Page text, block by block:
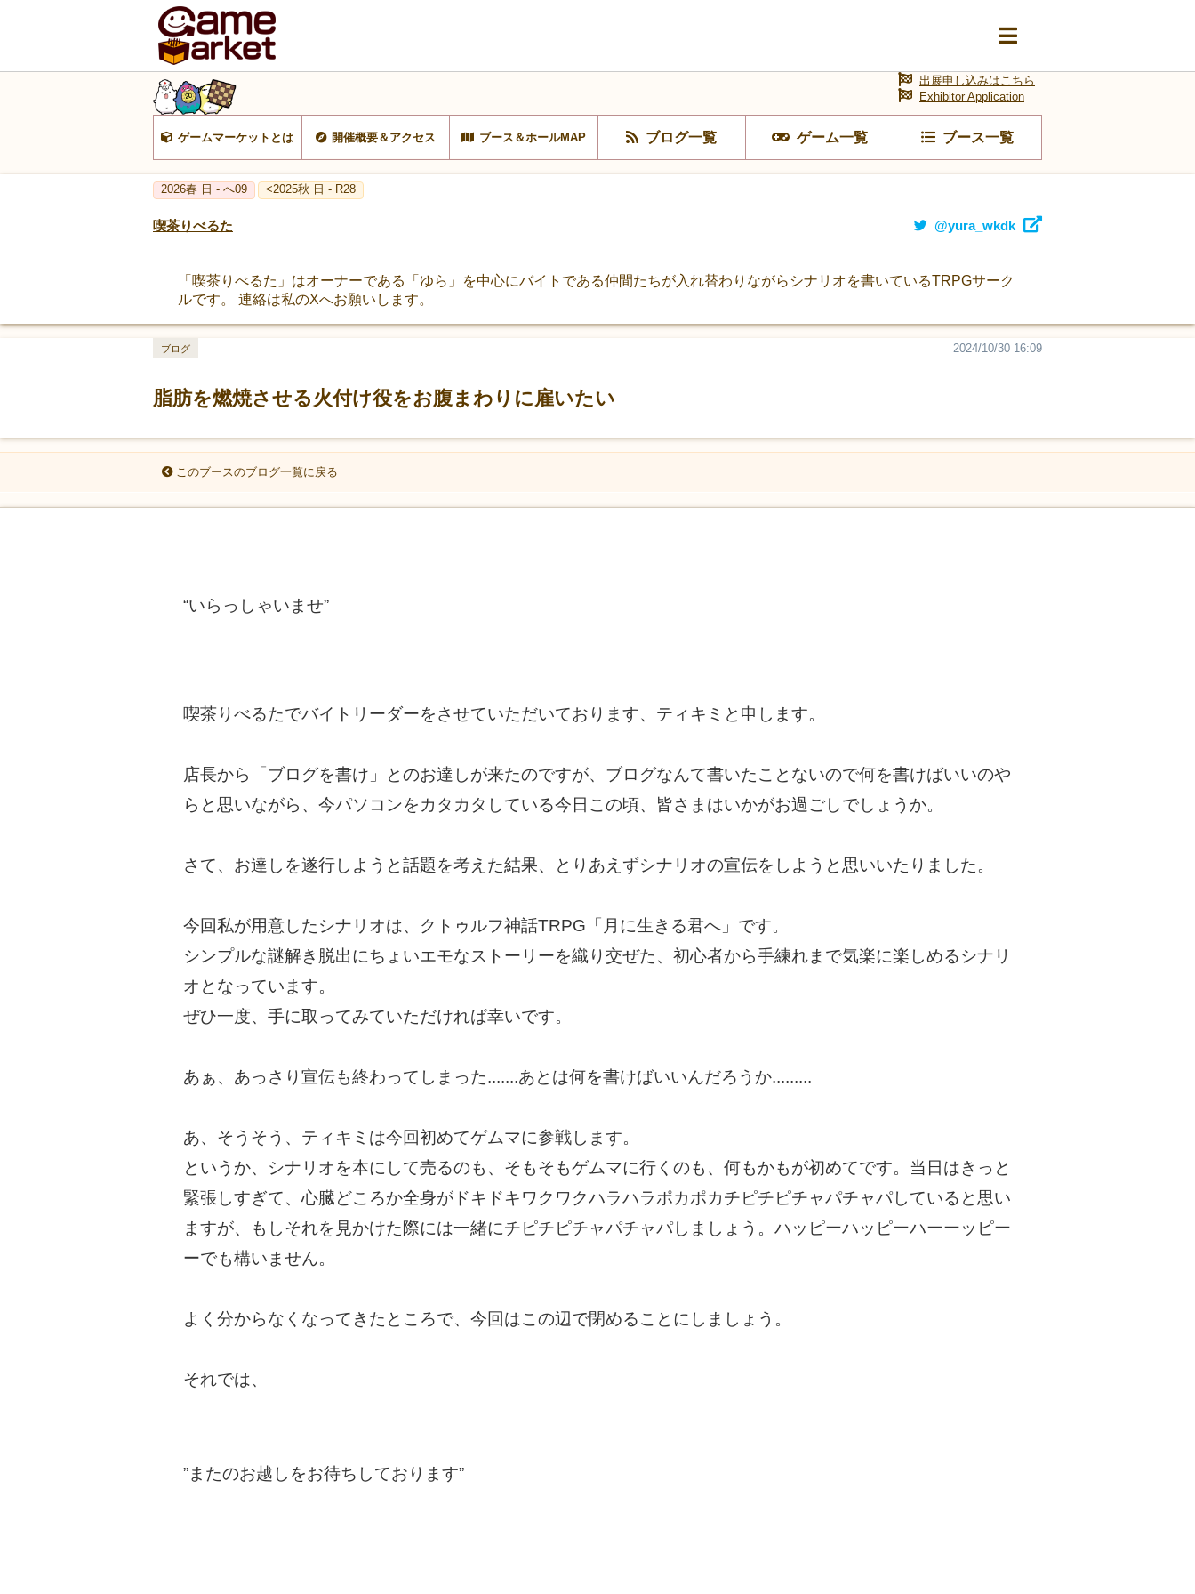
ゲームマーケットとは 開催概要＆アクセス ブース＆ホールMAP ブログ一覧 ゲーム一覧 ブース一覧
出展申し込みはこちら
Exhibitor Application
2026春 日 - へ09 <2025秋 日 - R28
喫茶りべるた @yura_wkdk
「喫茶りべるた」はオーナーである「ゆら」を中心にバイトである仲間たちが入れ替わりながらシナリオを書いているTRPGサーク
ルです。 連絡は私のXへお願いします。
脂肪を燃焼させる火付け役をお腹まわりに雇いたい
2024/10/30 16:09
ブログ
このブースのブログ一覧に戻る
“いらっしゃいませ”
喫茶りべるたでバイトリーダーをさせていただいております、ティキミと申します。
店長から「ブログを書け」とのお達しが来たのですが、ブログなんて書いたことないので何を書けばいいのや
らと思いながら、今パソコンをカタカタしている今日この頃、皆さまはいかがお過ごしでしょうか。
さて、お達しを遂行しようと話題を考えた結果、とりあえずシナリオの宣伝をしようと思いいたりました。
今回私が用意したシナリオは、クトゥルフ神話TRPG「月に生きる君へ」です。
シンプルな謎解き脱出にちょいエモなストーリーを織り交ぜた、初心者から手練れまで気楽に楽しめるシナリ
オとなっています。
ぜひ一度、手に取ってみていただければ幸いです。
あぁ、あっさり宣伝も終わってしまった.......あとは何を書けばいいんだろうか.........
あ、そうそう、ティキミは今回初めてゲムマに参戦します。
というか、シナリオを本にして売るのも、そもそもゲムマに行くのも、何もかもが初めてです。当日はきっと
緊張しすぎて、心臓どころか全身がドキドキワクワクハラハラポカポカチピチピチャパチャパしていると思い
ますが、もしそれを見かけた際には一緒にチピチピチャパチャパしましょう。ハッピーハッピーハーーッピー
ーでも構いません。
よく分からなくなってきたところで、今回はこの辺で閉めることにしましょう。
それでは、
”またのお越しをお待ちしております”